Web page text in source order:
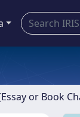
or Book